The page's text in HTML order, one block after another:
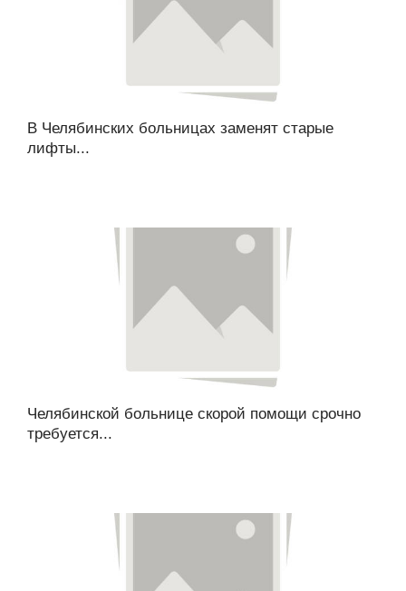
В Челябинских больницах заменят старые
лифты...
Челябинской больнице скорой помощи срочно
требуется...